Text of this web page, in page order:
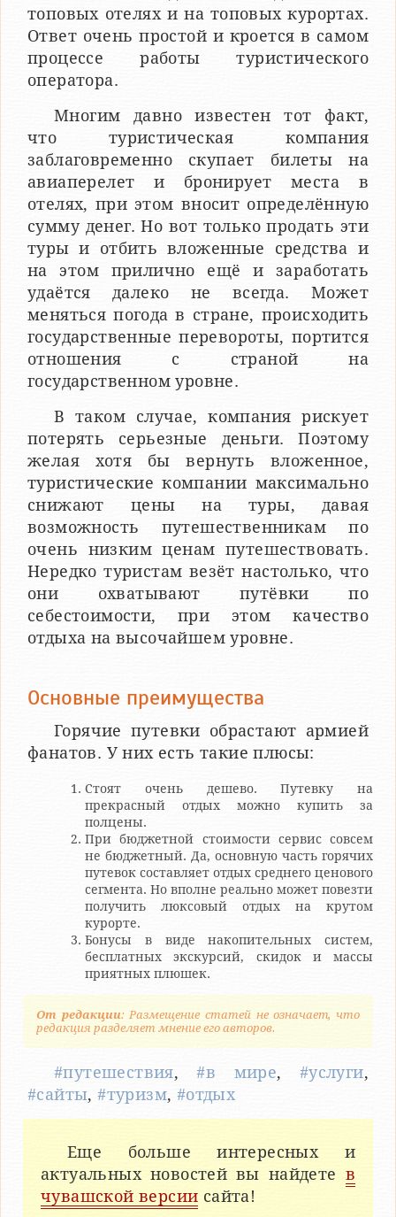
топовых отелях и на топовых курортах.
Ответ очень простой и кроется в самом
процессе работы туристического
оператора.
Многим давно известен тот факт,
что туристическая компания
заблаговременно скупает билеты на
авиаперелет и бронирует места в
отелях, при этом вносит определённую
сумму денег. Но вот только продать эти
туры и отбить вложенные средства и
на этом прилично ещё и заработать
удаётся далеко не всегда. Может
меняться погода в стране, происходить
государственные перевороты, портится
отношения с страной на
государственном уровне.
В таком случае, компания рискует
потерять серьезные деньги. Поэтому
желая хотя бы вернуть вложенное,
туристические компании максимально
снижают цены на туры, давая
возможность путешественникам по
очень низким ценам путешествовать.
Нередко туристам везёт настолько, что
они охватывают путёвки по
себестоимости, при этом качество
отдыха на высочайшем уровне.
Основные преимущества
Горячие путевки обрастают армией
фанатов. У них есть такие плюсы:
Стоят очень дешево. Путевку на
прекрасный отдых можно купить за
полцены.
При бюджетной стоимости сервис совсем
не бюджетный. Да, основную часть горячих
путевок составляет отдых среднего ценового
сегмента. Но вполне реально может повезти
получить люксовый отдых на крутом
курорте.
Бонусы в виде накопительных систем,
бесплатных экскурсий, скидок и массы
приятных плюшек.
От редакции: Размещение статей не означает, что
редакция разделяет мнение его авторов.
#путешествия,#в мире, #услуги,
#сайты,#туризм, #отдых
Еще больше интересных и
актуальных новостей вы найдете в
чувашской версии сайта!